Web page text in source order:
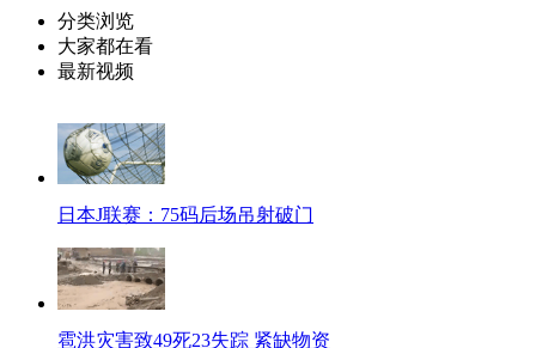
分类浏览
大家都在看
最新视频
日本J联赛：75码后场吊射破门
雹洪灾害致49死23失踪 紧缺物资